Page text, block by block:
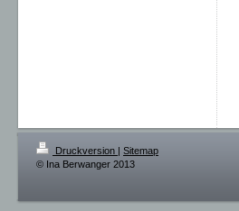
Druckversion | Sitemap
© Ina Berwanger 2013